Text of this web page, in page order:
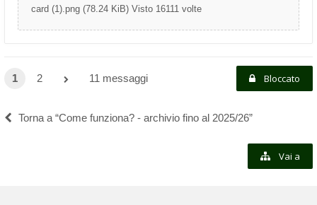
card (1).png (78.24 KiB) Visto 16111 volte
1 2 11 messaggi Bloccato
Torna a “Come funziona? - archivio fino al 2025/26”
Vai a